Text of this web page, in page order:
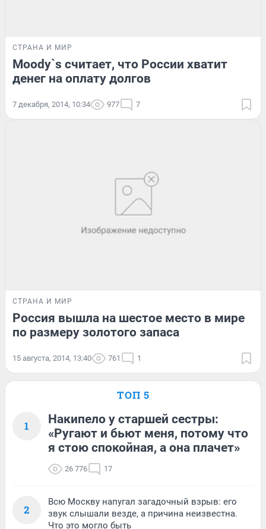
СТРАНА И МИР
Moody`s считает, что России хватит
денег на оплату долгов
7 декабря, 2014, 10:34 977 7
СТРАНА И МИР
Россия вышла на шестое место в мире
по размеру золотого запаса
15 августа, 2014, 13:40 761 1
ТОП 5
1
Накипело у старшей сестры:
«Ругают и бьют меня, потому что
я стою спокойная, а она плачет»
26 776 17
2
Всю Москву напугал загадочный взрыв: его
звук слышали везде, а причина неизвестна.
Что это могло быть